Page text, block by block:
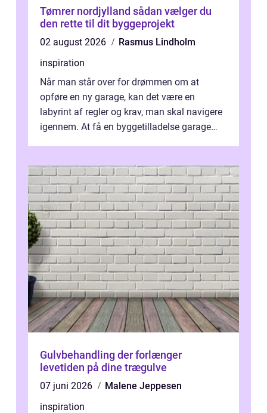
Tømrer nordjylland sådan vælger du
den rette til dit byggeprojekt
02 august 2026
Rasmus Lindholm
inspiration
Når man står over for drømmen om at
opføre en ny garage, kan det være en
labyrint af regler og krav, man skal navigere
igennem. At få en byggetilladelse garage
Gulvbehandling der forlænger
levetiden på dine trægulve
07 juni 2026
Malene Jeppesen
inspiration